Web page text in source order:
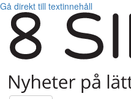
Gå direkt till textinnehåll